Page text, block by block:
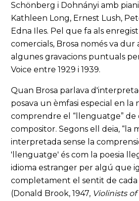
Schönberg i Dohnányi amb
Kathleen Long, Ernest Lush,
Edna Iles. Pel que fa als
comercials, Brosa només va dur
algunes gravacions puntuals
Voice entre 1929 i 1939.
Quan Brosa parlava
posava un èmfasi especial en la
comprendre el “llenguatge” de
compositor. Segons ell deia, “la
interpretada sense la
'llenguatge' és com la poesia
idioma estranger per algú que
completament el sentit de cada
(Donald Brook, 1947, Violinists of